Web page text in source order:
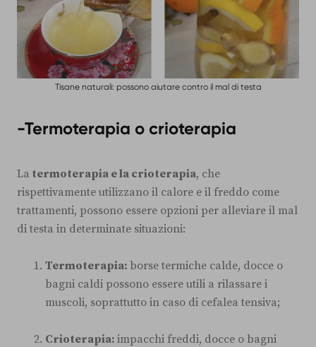
Tisane naturali: possono aiutare contro il mal di testa
-Termoterapia o crioterapia
La termoterapia e la crioterapia, che
rispettivamente utilizzano il calore e il freddo come
trattamenti, possono essere opzioni per alleviare il mal
di testa in determinate situazioni:
Termoterapia: borse termiche calde, docce o
bagni caldi possono essere utili a rilassare i
muscoli, soprattutto in caso di cefalea tensiva;
Crioterapia: impacchi freddi, docce o bagni